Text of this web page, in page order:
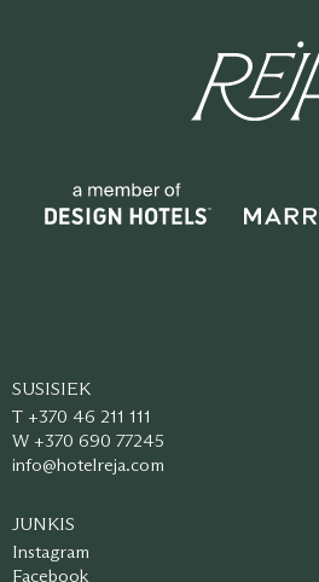
SUSISIEK
T +370 46 211 111
W +370 690 77245
info@hotelreja.com
JUNKIS
Instagram
Facebook